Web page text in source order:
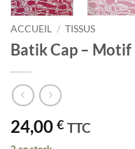
ACCUEIL / TISSUS
Batik Cap – Motif
24,00 € TTC